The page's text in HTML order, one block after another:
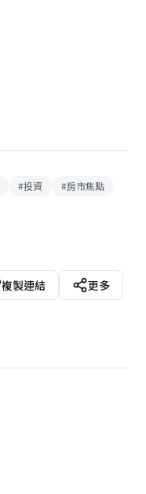
#投資 #房市焦點
複製連結
更多